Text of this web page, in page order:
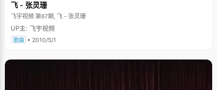
是经过时间洗涤和验证的老歌，例如Beyond和张国荣的经典歌曲都是她的最
爱。 谈到来到北大后的变化，李佳楠似乎一下变得豁然开朗了不少。"我觉得
我来到北大后最大的变化就是不再寻求那种变化了。"她认为不把自己局限在
某个道路上，未来很长一定会有很多机会、很多转变，能够随遇而安就很
好。她告诉我们自己想要过上的生活是那种不见得要很体面、但是有尊严有
自由的生活。李佳楠最后笑着总结道："就是给什么样儿的生活我都过着、给
一天都做好应该做的事情，生活充实、内心丰盈，随遇而安的生活态度，让
飞 - 张灵珊
飞宇视频 第67期, 飞 - 张灵珊
UP主: 飞宇视频
歌曲 • 2010/5/1